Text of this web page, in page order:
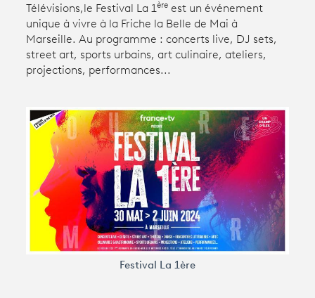
connexion
Avantages fidélité
Participer et assister à une émission
À votre écoute
Productions et innovation
Télévisions, le Festival La 1ère est un événement
unique à vivre à la Friche la Belle de Mai à
Marseille. Au programme : concerts live, DJ sets,
street art, sports urbains, art culinaire, ateliers,
projections, performances...
Festival La 1ère